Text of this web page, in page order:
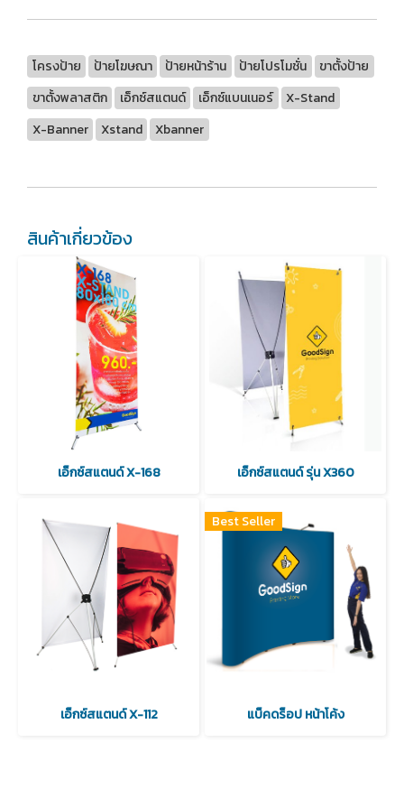
โครงป้าย ป้ายโฆษณา ป้ายหน้าร้าน ป้ายโปรโมชั่น
ขาตั้งป้าย
ขาตั้งพลาสติก
เอ็กซ์สแตนด์ เอ็กซ์แบนเนอร์
X-Stand
X-Banner
Xstand Xbanner
สินค้าเกี่ยวข้อง
เอ็กซ์สแตนด์ X-168 เอ็กซ์สแตนด์ รุ่น X360
เอ็กซ์สแตนด์ X-112
Best Seller
แบ็คดร็อป หน้าโค้ง